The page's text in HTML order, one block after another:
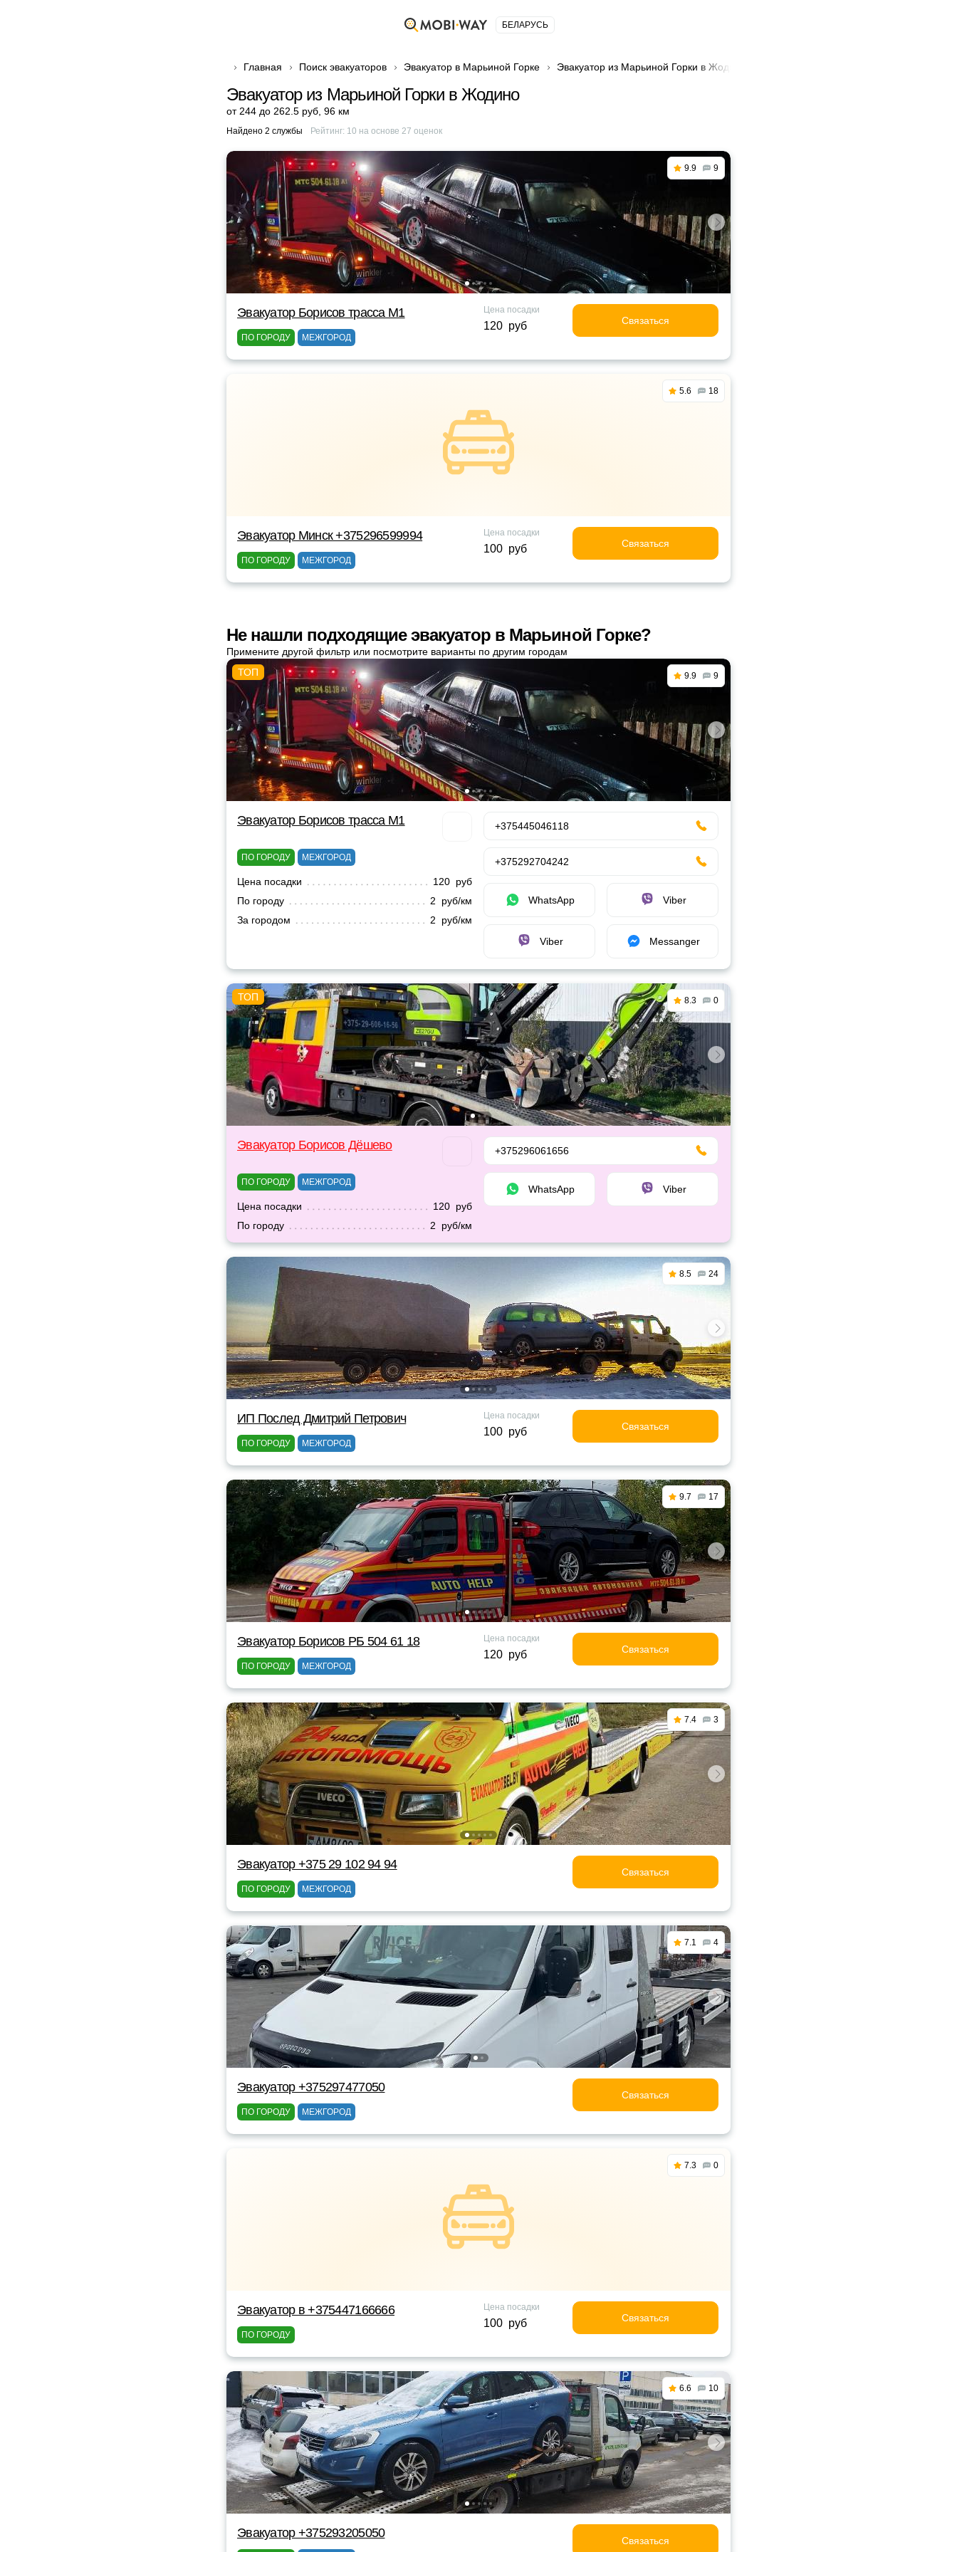
БЕЛАРУСЬ
Главная Поиск эвакуаторов Эвакуатор в Марьиной Горке Эвакуатор из Марьиной Горки в Жодино
Эвакуатор из Марьиной Горки в Жодино
от 244 до 262.5 руб 96 км
Найдено 2 службы Рейтинг: 10 на основе 27 оценок
9.9 9
Эвакуатор Борисов трасса М1
ПО ГОРОДУ МЕЖГОРОД
Цена посадки
120 руб Связаться
5.6 18
Эвакуатор Минск +375296599994
ПО ГОРОДУ МЕЖГОРОД
Цена посадки
100 руб Связаться
Не нашли подходящие эвакуатор в Марьиной Горке?
Примените другой фильтр или посмотрите варианты по другим городам
9.9 9
Эвакуатор Борисов трасса М1
ПО ГОРОДУ МЕЖГОРОД
Цена посадки
120 руб
По городу
2 руб/км
За городом
2 руб/км
+375445046118
+375292704242
WhatsApp Viber
Viber Messanger
8.3 0
Эвакуатор Борисов Дёшево
ПО ГОРОДУ МЕЖГОРОД
Цена посадки
120 руб
По городу
2 руб/км
+375296061656
WhatsApp Viber
8.5 24
ИП Послед Дмитрий Петрович
ПО ГОРОДУ МЕЖГОРОД
Цена посадки
100 руб Связаться
9.7 17
Эвакуатор Борисов РБ 504 61 18
ПО ГОРОДУ МЕЖГОРОД
Цена посадки
120 руб Связаться
7.4 3
Эвакуатор +375 29 102 94 94
ПО ГОРОДУ МЕЖГОРОД
Связаться
7.1 4
Эвакуатор +375297477050
ПО ГОРОДУ МЕЖГОРОД
Связаться
7.3 0
Эвакуатор в +375447166666
ПО ГОРОДУ
Цена посадки
100 руб Связаться
6.6 10
Эвакуатор +375293205050
Связаться